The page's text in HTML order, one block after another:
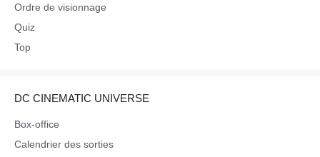
Ordre de visionnage
Quiz
Top
DC CINEMATIC UNIVERSE
Box-office
Calendrier des sorties